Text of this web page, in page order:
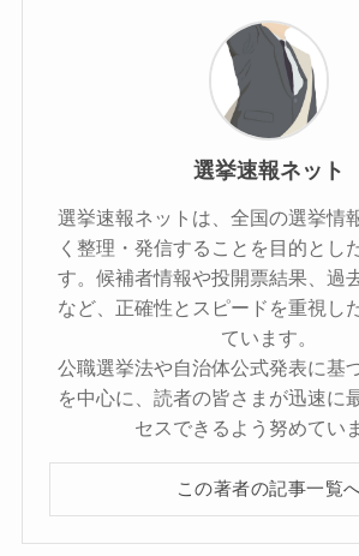
選挙速報ネット
選挙速報ネットは、全国の選挙情
く整理・発信することを目的とし
す。候補者情報や投開票結果、過
など、正確性とスピードを重視し
ています。
公職選挙法や自治体公式発表に基
を中心に、読者の皆さまが迅速に
セスできるよう努めてい
この著者の記事一覧